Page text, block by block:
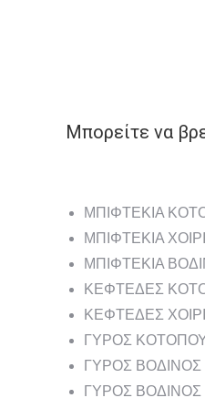
Μπορείτε να
ΜΠΙΦΤΕΚΙΑ
ΜΠΙΦΤΕΚΙΑ
ΜΠΙΦΤΕΚΙΑ
ΚΕΦΤΕΔΕΣ
ΚΕΦΤΕΔΕΣ
ΓΥΡΟΣ
ΓΥΡΟΣ ΒΟΔΙΝΟΣ
ΓΥΡΟΣ ΒΟΔΙΝΟΣ